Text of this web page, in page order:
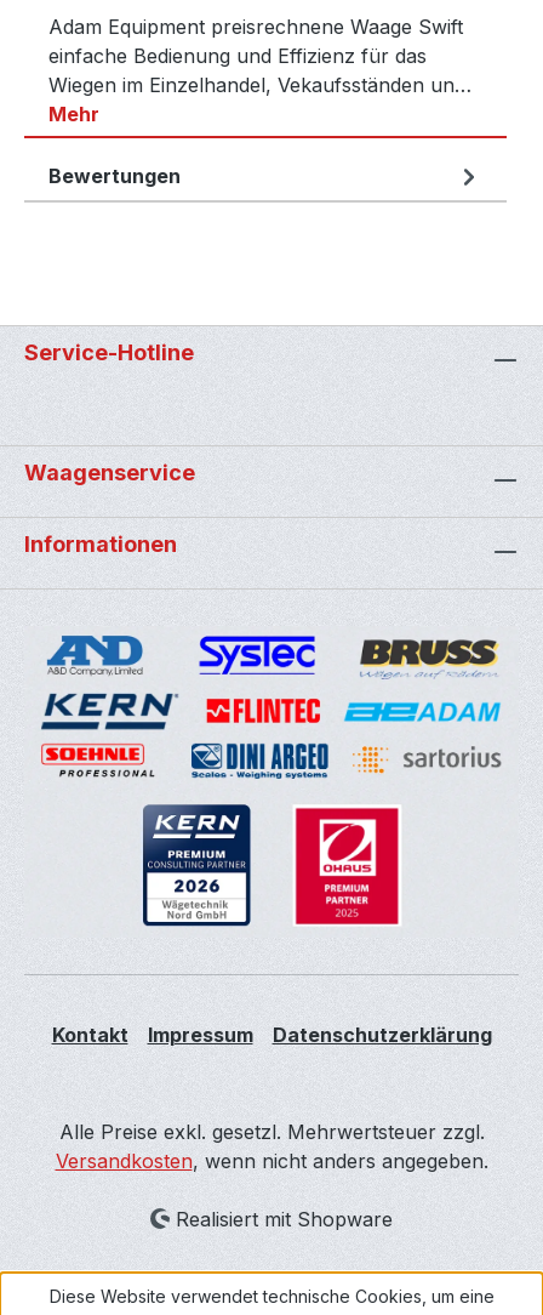
Adam Equipment preisrechnene Waage Swift
einfache Bedienung und Effizienz für das
Wiegen im Einzelhandel, Vekaufsständen un…
Mehr
Bewertungen
Service-Hotline
Waagenservice
Informationen
Kontakt Impressum Datenschutzerklärung
Alle Preise exkl. gesetzl. Mehrwertsteuer zzgl.
Versandkosten, wenn nicht anders angegeben.
Realisiert mit Shopware
Diese Website verwendet technische Cookies, um eine